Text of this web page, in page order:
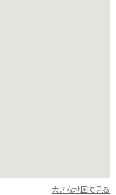
大きな地図で見る